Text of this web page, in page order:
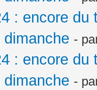
: encore
dimanche -
: encore
dimanche -